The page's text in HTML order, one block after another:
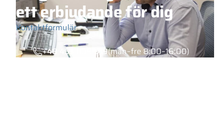
ett erbjudande för dig
Kontaktformulär
+48 453 039 919(mån–fre 8:00–16:00)